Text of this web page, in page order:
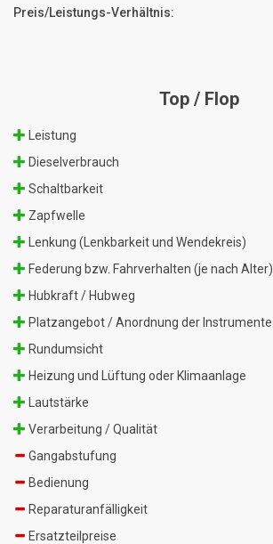
Preis/Leistungs-Verhältnis:
Top / Flop
Leistung
Dieselverbrauch
Schaltbarkeit
Zapfwelle
Lenkung (Lenkbarkeit und Wendekreis)
Federung bzw. Fahrverhalten (je nach Alter)
Hubkraft / Hubweg
Platzangebot / Anordnung der Instrumente
Rundumsicht
Heizung und Lüftung oder Klimaanlage
Lautstärke
Verarbeitung / Qualität
Gangabstufung
Bedienung
Reparaturanfälligkeit
Ersatzteilpreise